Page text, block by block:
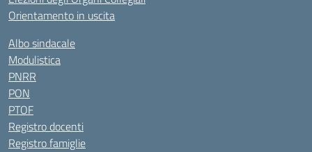
Orientamento in uscita
Albo sindacale
Modulistica
PNRR
PON
PTOF
Registro docenti
Registro famiglie